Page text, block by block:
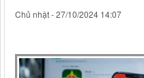
Chủ nhật - 27/10/2024 14:07